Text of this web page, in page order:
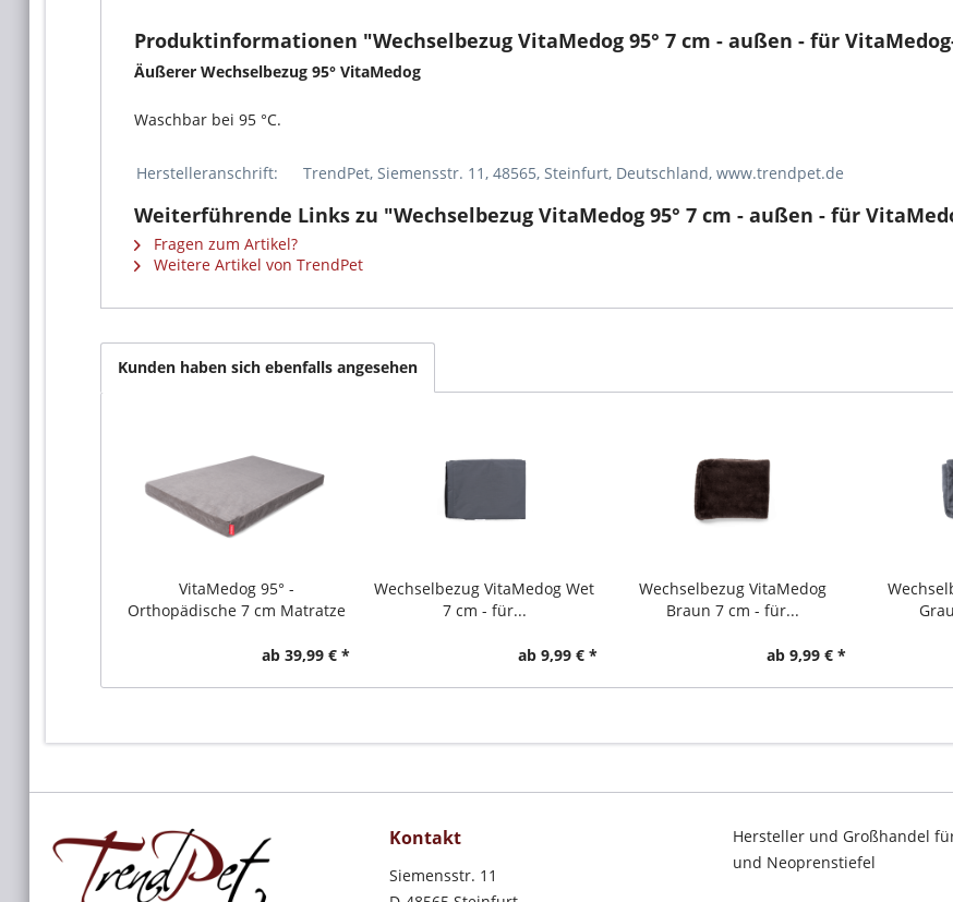
Produktinformationen "Wechselbezug VitaMedog 95° 7 cm - außen - für
Äußerer Wechselbezug 95° VitaMedog
Waschbar bei 95 °C.
Herstelleranschrift: TrendPet, Siemensstr. 11, 48565, Steinfurt, Deutschland, www.trendpet.de
Weiterführende Links zu "Wechselbezug VitaMedog 95° 7 cm - außen - für
Fragen zum Artikel?
Weitere Artikel von TrendPet
Kunden haben sich ebenfalls angesehen
VitaMedog 95° -
Orthopädische 7 cm Matratze
ab 39,99 € *
Wechselbezug VitaMedog Wet
7 cm - für...
ab 9,99 € *
Wechselbezug VitaMedog
Braun 7 cm - für...
ab 9,99 € *
Kontakt
Siemensstr. 11
Hersteller und Großhandel
und Neoprenstiefel